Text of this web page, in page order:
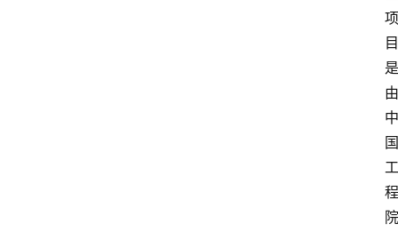
项
目
是
由
中
国
工
程
院